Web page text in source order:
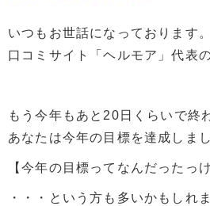
いつもお世話になっております。
口コミサイト「ヘルモア」代表
もう今年もあと20日くらいで終
あなたは今年の目標を達成しま
【今年の目標ってなんだったっ
・・・という方も多いかもしれ